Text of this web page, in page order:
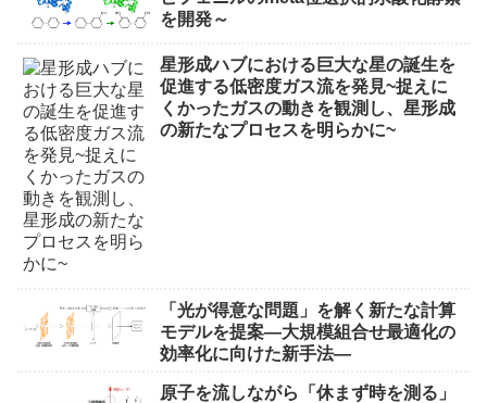
を開発～
星形成ハブにおける巨大な星の誕生を
促進する低密度ガス流を発見~捉えに
くかったガスの動きを観測し、星形成
の新たなプロセスを明らかに~
「光が得意な問題」を解く新たな計算
モデルを提案―大規模組合せ最適化の
効率化に向けた新手法―
原子を流しながら「休まず時を測る」